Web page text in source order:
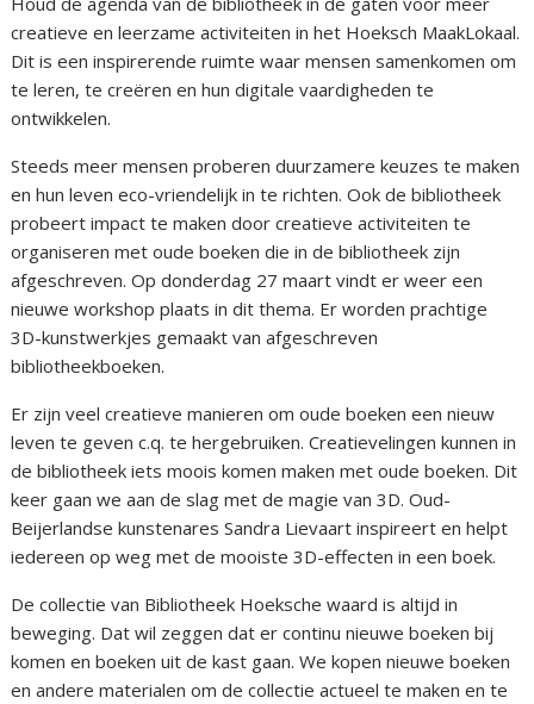
creatieve en leerzame activiteiten in het Hoeksch MaakLokaal.
Dit is een inspirerende ruimte waar mensen samenkomen om
te leren, te creëren en hun digitale vaardigheden te
ontwikkelen.
Steeds meer mensen proberen duurzamere keuzes te maken
en hun leven eco-vriendelijk in te richten. Ook de bibliotheek
probeert impact te maken door creatieve activiteiten te
organiseren met oude boeken die in de bibliotheek zijn
afgeschreven. Op donderdag 27 maart vindt er weer een
nieuwe workshop plaats in dit thema. Er worden prachtige
3D-kunstwerkjes gemaakt van afgeschreven
bibliotheekboeken.
Er zijn veel creatieve manieren om oude boeken een nieuw
leven te geven c.q. te hergebruiken. Creatievelingen kunnen in
de bibliotheek iets moois komen maken met oude boeken. Dit
keer gaan we aan de slag met de magie van 3D. Oud-
Beijerlandse kunstenares Sandra Lievaart inspireert en helpt
iedereen op weg met de mooiste 3D-effecten in een boek.
De collectie van Bibliotheek Hoeksche waard is altijd in
beweging. Dat wil zeggen dat er continu nieuwe boeken bij
komen en boeken uit de kast gaan. We kopen nieuwe boeken
en andere materialen om de collectie actueel te maken en te